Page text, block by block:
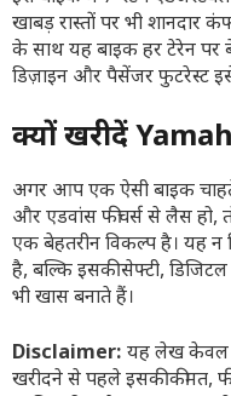
खाबड़ रास्तों पर भी शानदार
के साथ यह बाइक हर टेरेन पर
डिज़ाइन और पैसेंजर फुटरेस्ट
क्यों खरीदें
अगर आप एक ऐसी बाइक चाहते
और एडवांस फीचर्स से लैस
एक बेहतरीन विकल्प है। यह न
है, बल्कि इसकी सेफ्टी,
भी खास बनाते हैं।
Disclaimer: यह लेख केवल
खरीदने से पहले इसकी कीमत,